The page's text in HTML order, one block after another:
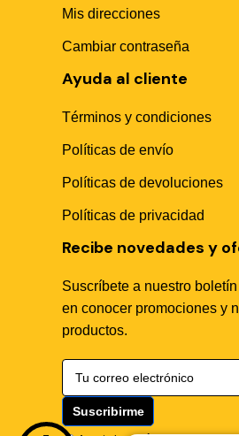
Mis direcciones
Cambiar contraseña
Ayuda al cliente
Términos y condiciones
Políticas de envío
Políticas de devoluciones
Políticas de privacidad
Recibe novedades y
Suscríbete a nuestro
en conocer promociones y
productos.
🤖
Hola! Soy Sika Center
¿Necesitas asesoría técnica, fichas en
algún producto?